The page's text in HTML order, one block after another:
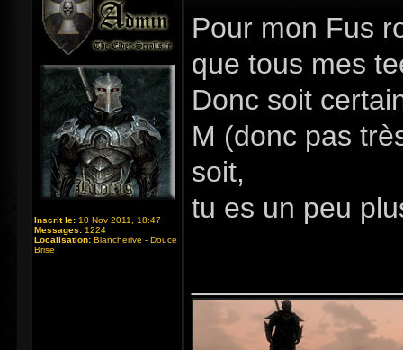
Inscrit le: 10 Nov 2011, 18:47
Messages: 1224
Localisation: Blancherive - Douce
Brise
Pour mon Fus
que tous mes
Donc soit
M (donc pas
soit,
tu es un peu